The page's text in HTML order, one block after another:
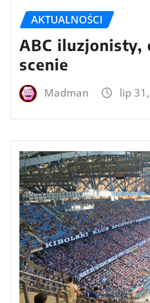
AKTUALNOŚCI
ABC iluzjonisty,
scenie
Madman lip